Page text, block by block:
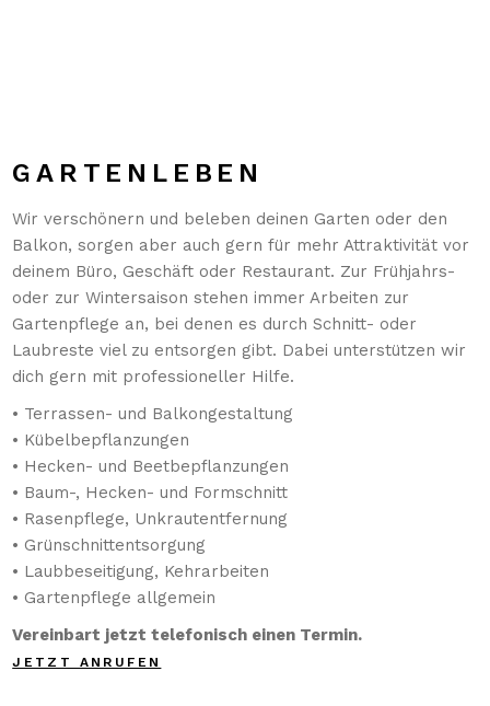
GARTENLEBEN
Wir verschönern und beleben deinen Garten oder den
Balkon, sorgen aber auch gern für mehr Attraktivität vor
deinem Büro, Geschäft oder Restaurant. Zur Frühjahrs-
oder zur Wintersaison stehen immer Arbeiten zur
Gartenpflege an, bei denen es durch Schnitt- oder
Laubreste viel zu entsorgen gibt. Dabei unterstützen wir
dich gern mit professioneller Hilfe.
• Terrassen- und Balkongestaltung
• Kübelbepflanzungen
• Hecken- und Beetbepflanzungen
• Baum-, Hecken- und Formschnitt
• Rasenpflege, Unkrautentfernung
• Grünschnittentsorgung
• Laubbeseitigung, Kehrarbeiten
• Gartenpflege allgemein
Vereinbart jetzt telefonisch einen Termin.
JETZT ANRUFEN